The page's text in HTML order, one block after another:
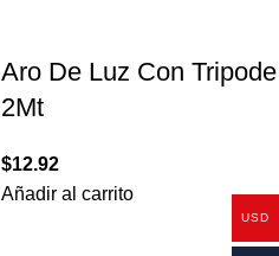
Aro De Luz Con Tripode
2Mt
$12.92
Añadir al carrito
USD